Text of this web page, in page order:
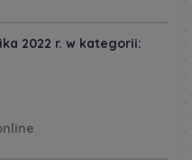
2022 r. w kategorii: